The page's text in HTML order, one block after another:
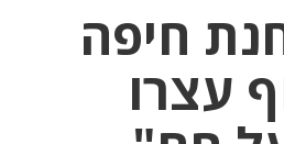
חיפה
עצרו